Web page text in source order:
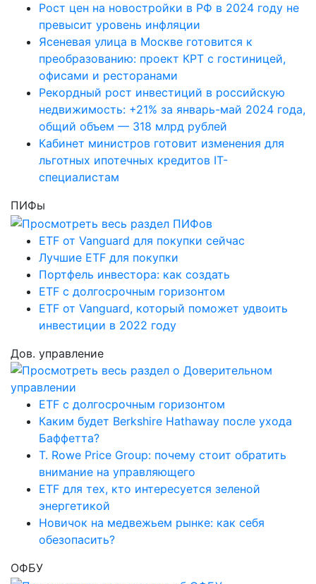
Рост цен на новостройки в РФ в 2024 году не
превысит уровень инфляции
Ясеневая улица в Москве готовится к
преобразованию: проект КРТ с гостиницей,
офисами и ресторанами
Рекордный рост инвестиций в российскую
недвижимость: +21% за январь-май 2024 года,
общий объем — 318 млрд рублей
Кабинет министров готовит изменения для
льготных ипотечных кредитов IT-
специалистам
ПИФы
ETF от Vanguard для покупки сейчас
Лучшие ETF для покупки
Портфель инвестора: как создать
ETF с долгосрочным горизонтом
ETF от Vanguard, который поможет удвоить
инвестиции в 2022 году
Дов. управление
ETF с долгосрочным горизонтом
Каким будет Berkshire Hathaway после ухода
Баффетта?
T. Rowe Price Group: почему стоит обратить
внимание на управляющего
ETF для тех, кто интересуется зеленой
энергетикой
Новичок на медвежьем рынке: как себя
обезопасить?
ОФБУ